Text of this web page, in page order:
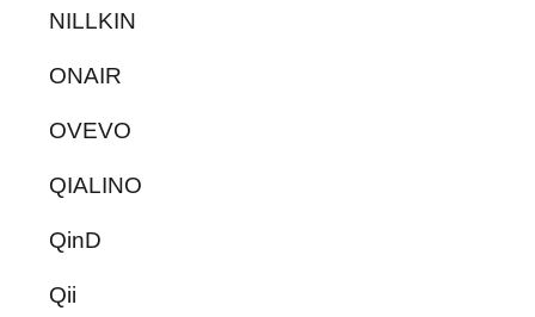
NILLKIN
ONAIR
OVEVO
QIALINO
QinD
Qii